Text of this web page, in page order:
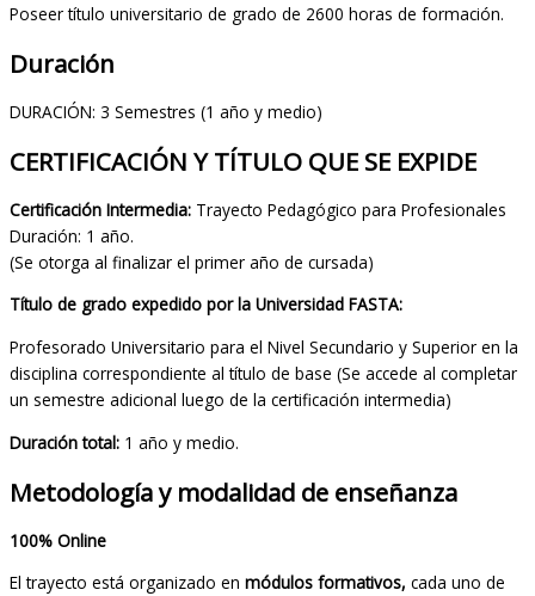
Poseer título universitario de grado de 2600 horas de formación.
Duración
DURACIÓN: 3 Semestres (1 año y medio)
CERTIFICACIÓN Y TÍTULO QUE SE EXPIDE
Certificación Intermedia: Trayecto Pedagógico para Profesionales
Duración: 1 año.
(Se otorga al finalizar el primer año de cursada)
Título de grado expedido por la Universidad FASTA:
Profesorado Universitario para el Nivel Secundario y Superior en la
disciplina correspondiente al título de base (Se accede al completar
un semestre adicional luego de la certificación intermedia)
Duración total: 1 año y medio.
Metodología y modalidad de enseñanza
100% Online
El trayecto está organizado en módulos formativos, cada uno de